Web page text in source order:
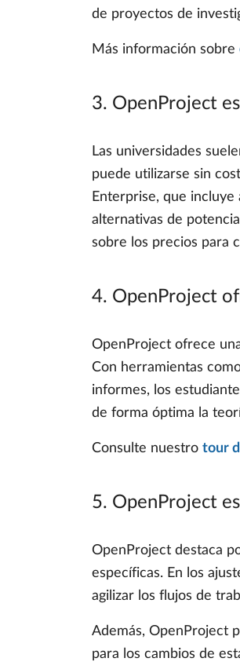
de proyectos de
Más información sobre
3. OpenProject
Las universidades
puede utilizarse sin
Enterprise, que
alternativas de
sobre los precios para
4. OpenProject
OpenProject ofrece
Con herramientas
informes, los
de forma óptima la
Consulte nuestro tour
5. OpenProject
OpenProject destaca
específicas. En los
agilizar los flujos de
Además, OpenProject
para los cambios de